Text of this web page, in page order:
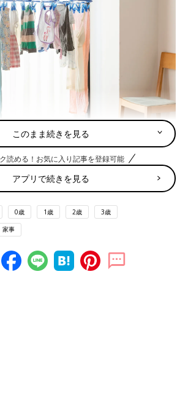
効率のよい干し方をしましょう】
をするだけで、洗濯物の乾燥時間は大幅に
には、角ハンガーを使った、外側が長く内
いちばん外側に持ってて、短いものを内側
きな空間ができて、風が通りやすくなりま
ルを干すときは、端をずらす“ずらし干
ってかけるよりも乾きやすいです。
このまま続きを見る
読める！お気に入り記事を登録可能
アプリで続きを見る
0歳 1歳 2歳 3歳
家事